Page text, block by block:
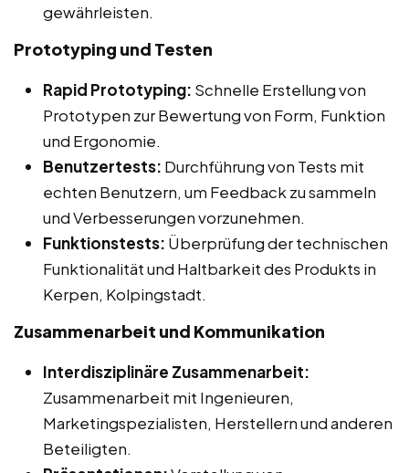
gewährleisten.
Prototyping und Testen
Rapid Prototyping: Schnelle Erstellung von
Prototypen zur Bewertung von Form, Funktion
und Ergonomie.
Benutzertests: Durchführung von Tests mit
echten Benutzern, um Feedback zu sammeln
und Verbesserungen vorzunehmen.
Funktionstests: Überprüfung der technischen
Funktionalität und Haltbarkeit des Produkts in
Kerpen, Kolpingstadt.
Zusammenarbeit und Kommunikation
Interdisziplinäre Zusammenarbeit:
Zusammenarbeit mit Ingenieuren,
Marketingspezialisten, Herstellern und anderen
Beteiligten.